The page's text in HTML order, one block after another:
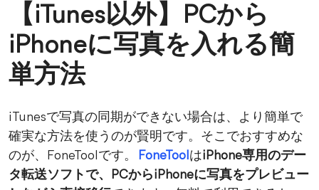
【iTunes以外】PCから
iPhoneに写真を入れる簡
単方法
iTunesで写真の同期ができない場合は、より簡単で
確実な方法を使うのが賢明です。そこでおすすめな
のが、FoneToolです。
FoneToolはiPhone専用のデー
タ転送ソフトで、PCからiPhoneに写真をプレビュー